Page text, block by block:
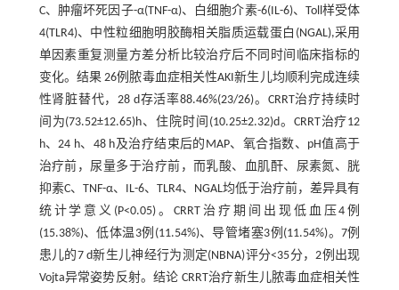
C、肿瘤坏死因子-α(TNF-α)、白细胞介素-6(IL-6)、Toll样受体
4(TLR4)、中性粒细胞明胶酶相关脂质运载蛋白(NGAL),采用
单因素重复测量方差分析比较治疗后不同时间临床指标的
变化。结果 26例脓毒血症相关性AKI新生儿均顺利完成连续
性肾脏替代，28 d存活率88.46%(23/26)。CRRT治疗持续时
间为(73.52±12.65)h、住院时间(10.25±2.32)d。CRRT治疗12
h、24 h、48 h及治疗结束后的MAP、氧合指数、pH值高于
治疗前，尿量多于治疗前，而乳酸、血肌酐、尿素氮、胱
抑素C、TNF-α、IL-6、TLR4、NGAL均低于治疗前，差异具有
统计学意义(P<0.05)。CRRT治疗期间出现低血压4例
(15.38%)、低体温3例(11.54%)、导管堵塞3例(11.54%)。7例
患儿的7 d新生儿神经行为测定(NBNA)评分<35分，2例出现
Vojta异常姿势反射。结论 CRRT治疗新生儿脓毒血症相关性